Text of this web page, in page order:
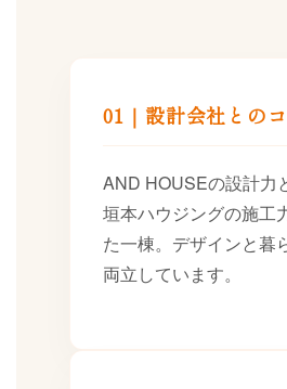
01｜設計会社との
AND HOUSEの設計力
垣本ハウジングの施工
た一棟。デザインと暮
両立しています。